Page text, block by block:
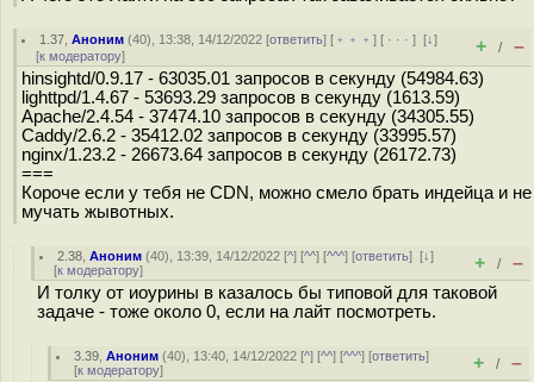
1.37 ,Аноним (40), 13:38, 14/12/2022 [ответить] [ ﹢﹢﹢] [ · · ·][↓]
[к модератору] + / –
hinsightd/0.9.17 - 63035.01 запросов в секунду (54984.63)
lighttpd/1.4.67 - 53693.29 запросов в секунду (1613.59)
Apache/2.4.54 - 37474.10 запросов в секунду (34305.55)
Caddy/2.6.2 - 35412.02 запросов в секунду (33995.57)
nginx/1.23.2 - 26673.64 запросов в секунду (26172.73)
===
Короче если у тебя не CDN, можно смело брать индейца и не
мучать жывотных.
2.38 ,Аноним (40), 13:39, 14/12/2022 [^] [^^] [^^^] [ответить][↓]
[к модератору] + / –
И толку от иоурины в казалось бы типовой для таковой
задаче - тоже около 0, если на лайт посмотреть.
3.39 ,Аноним (40), 13:40, 14/12/2022 [^] [^^] [^^^] [ответить]
[к модератору] + / –